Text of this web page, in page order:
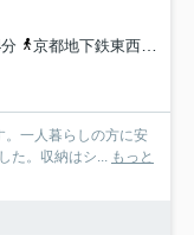
京都地下鉄東西線「西大路御池」駅 徒歩9分
。一人暮らしの方に安
た。収納はシ... もっと